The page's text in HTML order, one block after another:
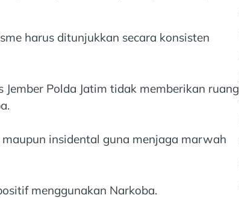
harus ditunjukkan secara konsisten
Polda Jatim tidak memberikan ruang
insidental guna menjaga marwah
menggunakan Narkoba.